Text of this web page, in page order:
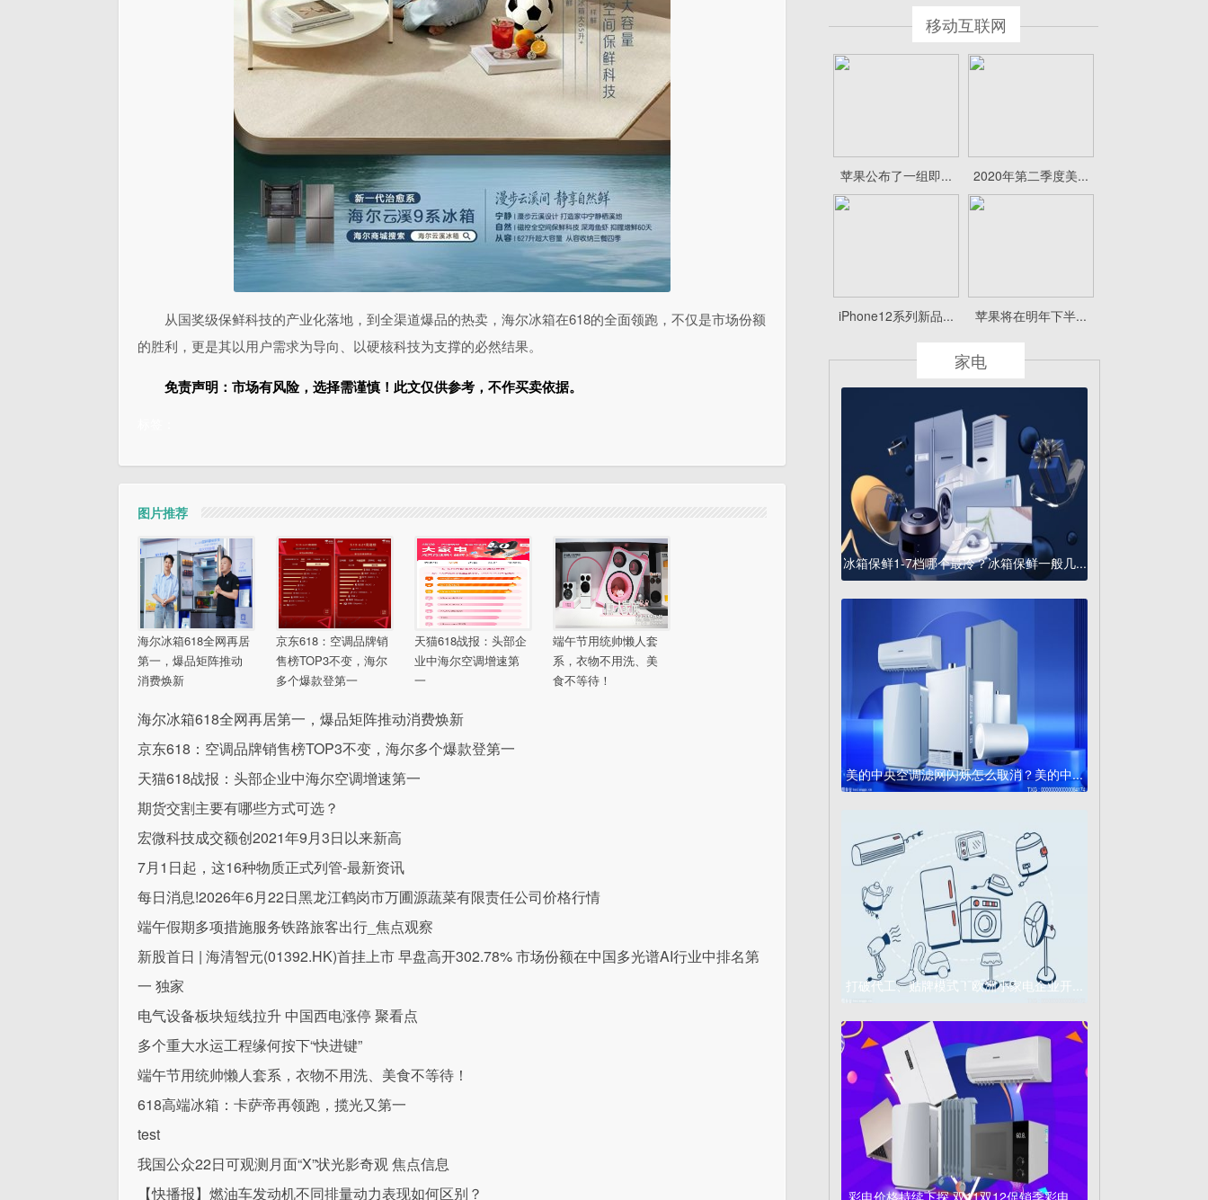
从国奖级保鲜科技的产业化落地，到全渠道爆品的热卖，海尔冰箱在618的全面领跑，不仅是市场份额
的胜利，更是其以用户需求为导向、以硬核科技为支撑的必然结果。
免责声明：市场有风险，选择需谨慎！此文仅供参考，不作买卖依据。
图片推荐
海尔冰箱618全网再居
第一，爆品矩阵推动
消费焕新
京东618：空调品牌销
售榜TOP3不变，海尔
多个爆款登第一
天猫618战报：头部企
业中海尔空调增速第
一
端午节用统帅懒人套
系，衣物不用洗、美
食不等待！
海尔冰箱618全网再居第一，爆品矩阵推动消费焕新
京东618：空调品牌销售榜TOP3不变，海尔多个爆款登第一
天猫618战报：头部企业中海尔空调增速第一
期货交割主要有哪些方式可选？
宏微科技成交额创2021年9月3日以来新高
7月1日起，这16种物质正式列管-最新资讯
每日消息!2026年6月22日黑龙江鹤岗市万圃源蔬菜有限责任公司价格行情
端午假期多项措施服务铁路旅客出行_焦点观察
新股首日 | 海清智元(01392.HK)首挂上市 早盘高开302.78% 市场份额在中国多光谱AI行业中排名第
一 独家
电气设备板块短线拉升 中国西电涨停 聚看点
多个重大水运工程缘何按下“快进键”
端午节用统帅懒人套系，衣物不用洗、美食不等待！
618高端冰箱：卡萨帝再领跑，揽光又第一
test
我国公众22日可观测月面“X”状光影奇观 焦点信息
【快播报】燃油车发动机不同排量动力表现如何区别？
移动互联网
苹果公布了一组即... 2020年第二季度美...
iPhone12系列新品... 苹果将在明年下半...
家电
冰箱保鲜1-7档哪个最冷？冰箱保鲜一般几...
美的中央空调滤网闪烁怎么取消？美的中...
打破代工、贴牌模式！欧洲小家电企业开...
彩电价格持续下探 双11双12促销季彩电...